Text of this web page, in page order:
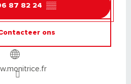
87 82 24 ▒▒
ons